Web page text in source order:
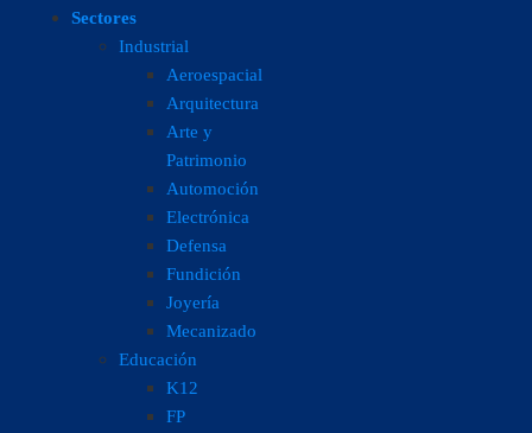
Sectores
Industrial
Aeroespacial
Arquitectura
Arte y
Patrimonio
Automoción
Electrónica
Defensa
Fundición
Joyería
Mecanizado
Educación
K12
FP